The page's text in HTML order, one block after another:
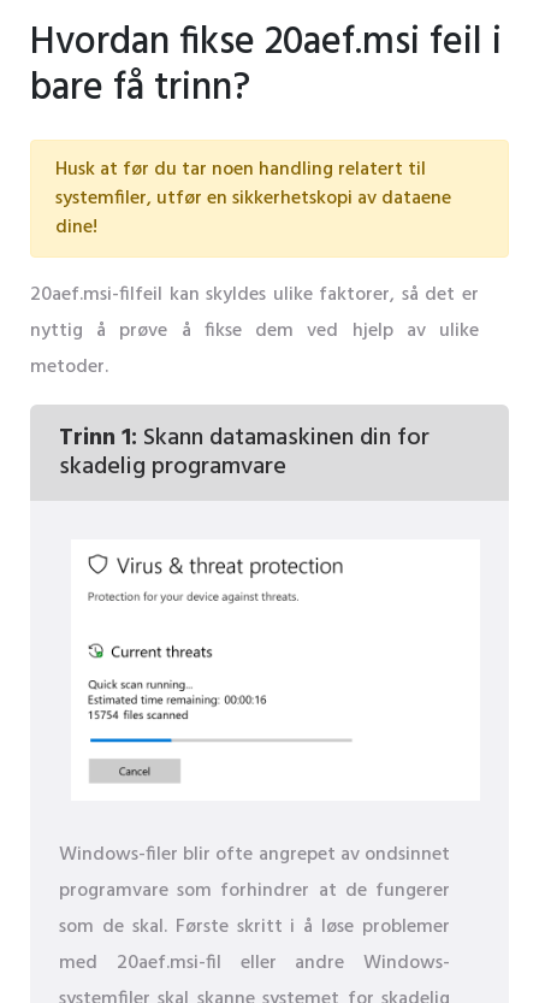
Hvordan fikse 20aef.msi feil i
bare få trinn?
Husk at før du tar noen handling relatert til
systemfiler, utfør en sikkerhetskopi av dataene
dine!
20aef.msi-filfeil kan skyldes ulike faktorer, så det er
nyttig å prøve å fikse dem ved hjelp av ulike
metoder.
Trinn 1: Skann datamaskinen din for
skadelig programvare
Windows-filer blir ofte angrepet av ondsinnet
programvare som forhindrer at de fungerer
som de skal. Første skritt i å løse problemer
med 20aef.msi-fil eller andre Windows-